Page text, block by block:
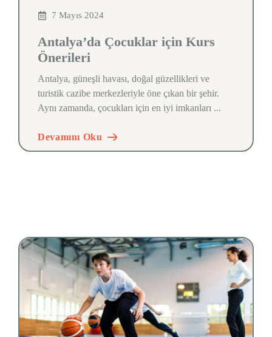
7 Mayıs 2024
Antalya’da Çocuklar için Kurs
Önerileri
Antalya, güneşli havası, doğal güzellikleri ve
turistik cazibe merkezleriyle öne çıkan bir şehir.
Aynı zamanda, çocukları için en iyi imkanları ...
Devamını Oku